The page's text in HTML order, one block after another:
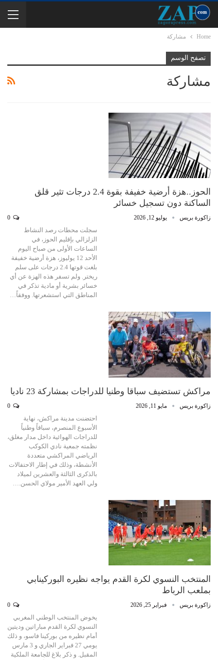
Home مشاركة
تصفح الوسم
مشاركة
الحوز..هزة أرضية خفيفة بقوة 2.4 درجات تثير قلق
الساكنة دون تسجيل خسائر
زاكورة بريس يوليو 12, 2026
سجلت محطات رصد النشاط
الزلزالي بإقليم الحوز، في
الساعات الأولى من صباح اليوم
الأحد 12 يوليوز، هزة أرضية خفيفة
بلغت قوتها 2.4 درجات على سلم
ريختر. ولم تسفر هذه الهزة عن أي
خسائر بشرية أو مادية تذكر في
المناطق التي استشعرتها. ووفقاً…
مراكش تستضيف سباقا وطنيا للدراجات بمشاركة 23 ناديا
زاكورة بريس مايو 11, 2026
احتضنت مدينة مراكش، نهاية
الأسبوع المنصرم، سباقاً وطنياً
للدراجات الهوائية داخل مدار مغلق،
نظمته جمعية نادي الكوكب
الرياضي المراكشي متعددة
الأنشطة، وذلك في إطار الاحتفالات
بالذكرى الثالثة والعشرين لميلاد
ولي العهد الأمير مولاي الحسن.…
المنتخب النسوي لكرة القدم يواجه نظيره البوركينابي
بملعب الرباط
زاكورة بريس فبراير 25, 2026
يخوض المنتخب الوطني المغربي
النسوي لكرة القدم مباراتين وديتين
أمام نظيره من بوركينا فاسو، و ذلك
يومي 27 فبراير الجاري و 3 مارس
المقبل. و ذكر بلاغ للجامعة الملكية